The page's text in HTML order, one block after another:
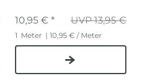
UVP 13,95 €
10,95 € *
1 Meter | 10,95 € / Meter